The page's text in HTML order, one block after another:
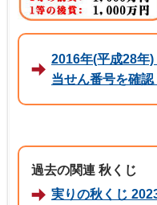
2016年(平成28年)
当せん番号を確認
過去の関連 秋くじ
実りの秋くじ